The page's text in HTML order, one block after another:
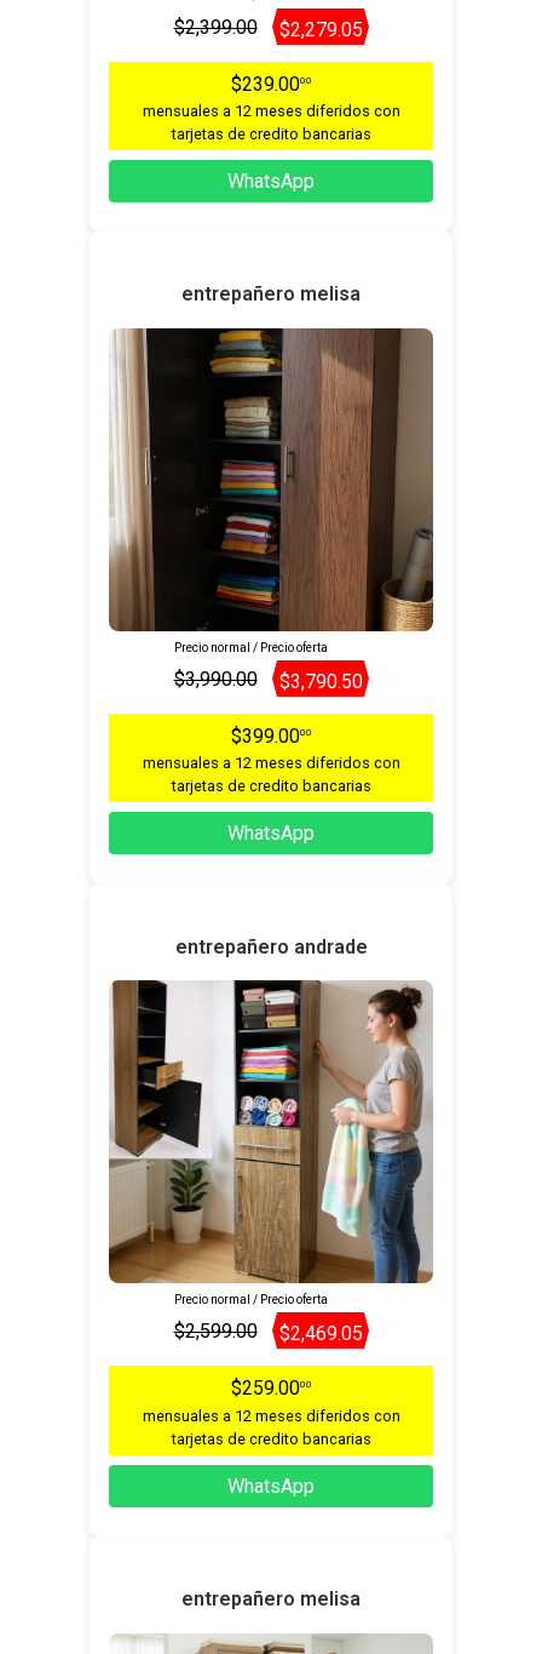
$2,399.00 $2,279.05
$239.0000
mensuales a 12 meses diferidos con
tarjetas de credito bancarias
WhatsApp
entrepañero melisa
Precio normal / Precio oferta
$3,990.00 $3,790.50
$399.0000
mensuales a 12 meses diferidos con
tarjetas de credito bancarias
WhatsApp
entrepañero andrade
Precio normal / Precio oferta
$2,599.00 $2,469.05
$259.0000
mensuales a 12 meses diferidos con
tarjetas de credito bancarias
WhatsApp
entrepañero melisa